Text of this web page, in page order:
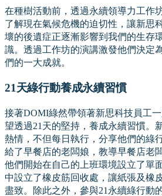
在種樹活動前，透過永續領導力工作
了解現在氣候危機的迫切性，讓新思
壞的後遺症正逐漸影響到我們的生存
識。透過工作坊的演講激發他們決定
們的一大成就。
21天綠行動養成永續習慣
接著DOMI綠然帶領著新思科技員工
望透過21天的堅持，養成永續習慣。
熱情，不但每日執行，分享他們的綠
給了早餐店的老闆娘，教導早餐店老
他們開始在自己的上班環境設立了單
中設立了橡皮筋回收處，讓紙張及橡
盡致。除此之外，參與21永續綠行動